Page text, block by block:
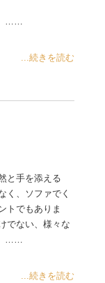
……
...続きを読む
と手を添える
く、ソファでく
トでもありま
でない、様々な
。……
...続きを読む